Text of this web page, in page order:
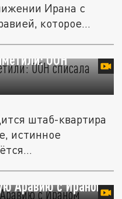
Ирана с
которое...
ООН
штаб-квартира
истинное
Аравию с Ираном